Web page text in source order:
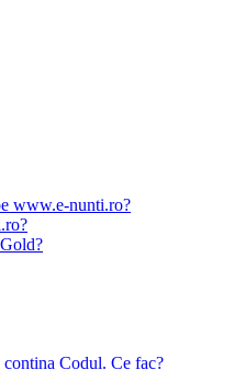
www.e-nunti.ro?
Codul. Ce fac?